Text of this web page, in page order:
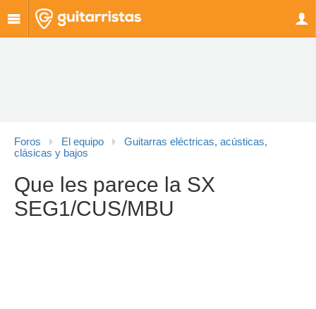
Foros El equipo
Guitarras eléctricas, acústicas,
clásicas y bajos
Que les parece la SX
SEG1/CUS/MBU